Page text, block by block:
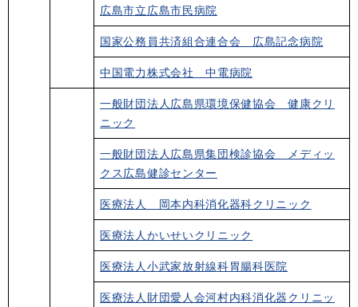
広島市立広島市民病院
国家公務員共済組合連合会 広島記念病院
中国電力株式会社 中電病院
一般財団法人広島県環境保健協会 健康クリ
ニック
一般財団法人広島県集団検診協会 メディッ
クス広島健診センター
医療法人 岡本内科消化器科クリニック
医療法人かいせいクリニック
医療法人小武家放射線科胃腸科医院
医療法人財団愛人会河村内科消化器クリニッ